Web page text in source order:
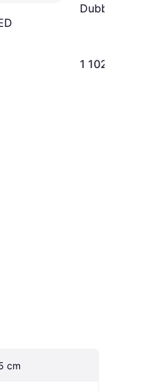
Dubbelhjulad
1 102 kr
cm